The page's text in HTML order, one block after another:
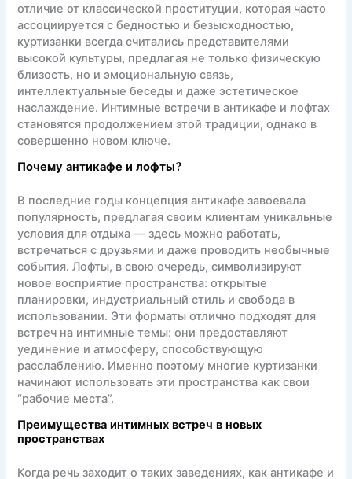
отличие от классической проституции, которая часто
ассоциируется с бедностью и безысходностью,
куртизанки всегда считались представителями
высокой культуры, предлагая не только физическую
близость, но и эмоциональную связь,
интеллектуальные беседы и даже эстетическое
наслаждение. Интимные встречи в антикафе и лофтах
становятся продолжением этой традиции, однако в
совершенно новом ключе.
Почему антикафе и лофты?
В последние годы концепция антикафе завоевала
популярность, предлагая своим клиентам уникальные
условия для отдыха — здесь можно работать,
встречаться с друзьями и даже проводить необычные
события. Лофты, в свою очередь, символизируют
новое восприятие пространства: открытые
планировки, индустриальный стиль и свобода в
использовании. Эти форматы отлично подходят для
встреч на интимные темы: они предоставляют
уединение и атмосферу, способствующую
расслаблению. Именно поэтому многие куртизанки
начинают использовать эти пространства как свои
“рабочие места”.
Преимущества интимных встреч в новых
пространствах
Когда речь заходит о таких заведениях, как антикафе и